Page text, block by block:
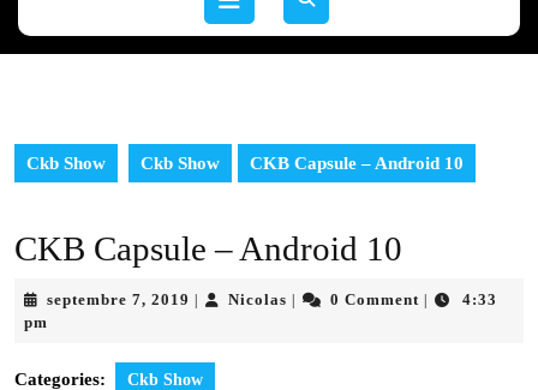
Ckb Show Ckb Show CKB Capsule – Android 10
CKB Capsule – Android 10
septembre 7, 2019 septembre
Nicolas Nicolas0 Comment
4:33
pm
Categories: Ckb Show